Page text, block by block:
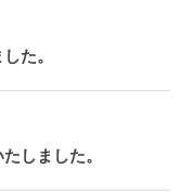
た。
しました。